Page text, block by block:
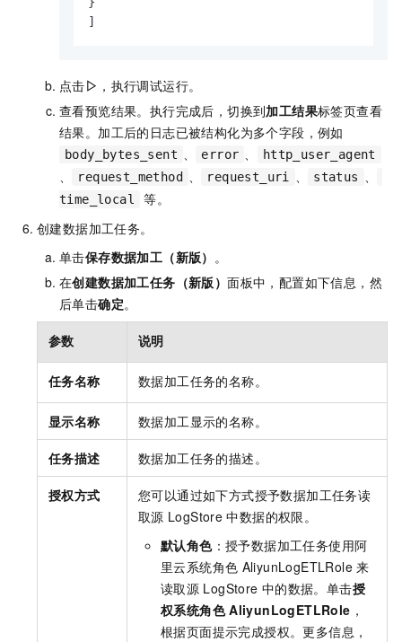
]
点击▷ ，执行调试运行。
查看预览结果。执行完成后，切换到加工结果标签页查看
结果。加工后的日志已被结构化为多个字段，例如
body_bytes_sent 、 error 、 http_user_agent
、 request_method 、 request_uri 、 status 、
time_local
等。
创建数据加工任务。
单击保存数据加工（新版） 。
在创建数据加工任务（新版）面板中，配置如下信息，然
后单击确定。
参数 说明
任务名称 数据加工任务的名称。
显示名称 数据加工显示的名称。
任务描述 数据加工任务的描述。
授权方式
您可以通过如下方式授予数据加工任务读
取源 LogStore 中数据的权限。
默认角色：授予数据加工任务使用阿
里云系统角色 AliyunLogETLRole 来
读取源 LogStore 中的数据。单击授
权系统角色 AliyunLogETLRole ，
根据页面提示完成授权。更多信息，